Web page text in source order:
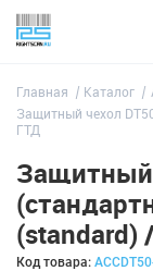
Главная Каталог
Защитный чехол
ГТД
Защитный
(standard)
Код товара: